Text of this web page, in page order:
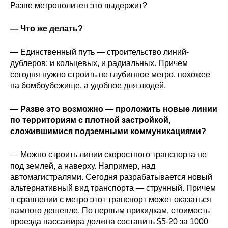
Разве метрополитен это выдержит?
— Что же делать?
— Единственный путь — строительство линий-
дублеров: и кольцевых, и радиальных. Причем
сегодня нужно строить не глубинное метро, похожее
на бомбоубежище, а удобное для людей.
— Разве это возможно — проложить новые линии
по территориям с плотной застройкой,
сложившимися подземными коммуникациями?
— Можно строить линии скоростного транспорта не
под землей, а наверху. Например, над
автомагистралями. Сегодня разрабатывается новый
альтернативный вид транспорта — струнный. Причем
в сравнении с метро этот транспорт может оказаться
намного дешевле. По первым прикидкам, стоимость
проезда пассажира должна составить $5-20 за 1000